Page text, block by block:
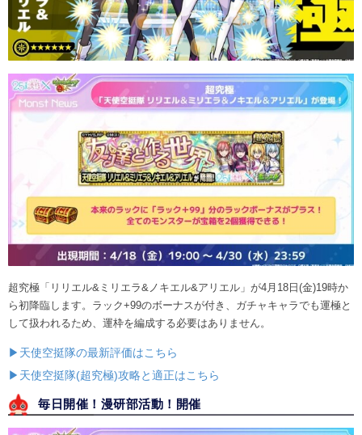
超究極「リリエル&ミリエラ&ノキエル&アリエル」が4月18日(金)19時か
ら初降臨します。ラック+99のボーナスが付き、ガチャキャラでも運極と
して扱われるため、運枠を編成する必要はありません。
▶天使空挺隊の最新評価はこちら
▶天使空挺隊(超究極)攻略と適正はこちら
毎日開催！漫研部活動！開催